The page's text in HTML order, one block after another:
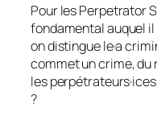
Pour les Perpetrator
fondamental auquel
on distingue le·a
commet un crime, du
les
?